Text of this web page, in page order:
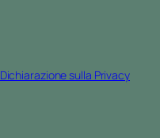
Dichiarazione sulla Privacy